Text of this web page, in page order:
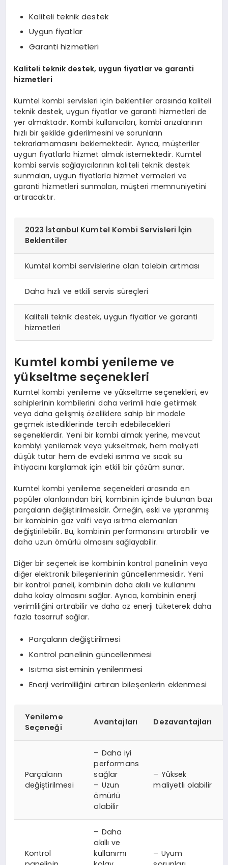
Kaliteli teknik destek
Uygun fiyatlar
Garanti hizmetleri
Kaliteli teknik destek, uygun fiyatlar ve garanti
hizmetleri
Kumtel kombi servisleri için beklentiler arasında kaliteli
teknik destek, uygun fiyatlar ve garanti hizmetleri de
yer almaktadır. Kombi kullanıcıları, kombi arızalarının
hızlı bir şekilde giderilmesini ve sorunların
tekrarlamamasını beklemektedir. Ayrıca, müşteriler
uygun fiyatlarla hizmet almak istemektedir. Kumtel
kombi servis sağlayıcılarının kaliteli teknik destek
sunmaları, uygun fiyatlarla hizmet vermeleri ve
garanti hizmetleri sunmaları, müşteri memnuniyetini
artıracaktır.
2023 İstanbul Kumtel Kombi Servisleri İçin
Beklentiler
Kumtel kombi servislerine olan talebin artması
Daha hızlı ve etkili servis süreçleri
Kaliteli teknik destek, uygun fiyatlar ve garanti
hizmetleri
Kumtel kombi yenileme ve
yükseltme seçenekleri
Kumtel kombi yenileme ve yükseltme seçenekleri, ev
sahiplerinin kombilerini daha verimli hale getirmek
veya daha gelişmiş özelliklere sahip bir modele
geçmek istediklerinde tercih edebilecekleri
seçeneklerdir. Yeni bir kombi almak yerine, mevcut
kombiyi yenilemek veya yükseltmek, hem maliyeti
düşük tutar hem de evdeki ısınma ve sıcak su
ihtiyacını karşılamak için etkili bir çözüm sunar.
Kumtel kombi yenileme seçenekleri arasında en
popüler olanlarından biri, kombinin içinde bulunan bazı
parçaların değiştirilmesidir. Örneğin, eski ve yıpranmış
bir kombinin gaz valfi veya ısıtma elemanları
değiştirilebilir. Bu, kombinin performansını artırabilir ve
daha uzun ömürlü olmasını sağlayabilir.
Diğer bir seçenek ise kombinin kontrol panelinin veya
diğer elektronik bileşenlerinin güncellenmesidir. Yeni
bir kontrol paneli, kombinin daha akıllı ve kullanımı
daha kolay olmasını sağlar. Ayrıca, kombinin enerji
verimliliğini artırabilir ve daha az enerji tüketerek daha
fazla tasarruf sağlar.
Parçaların değiştirilmesi
Kontrol panelinin güncellenmesi
Isıtma sisteminin yenilenmesi
Enerji verimliliğini artıran bileşenlerin eklenmesi
Yenileme
Seçeneği
Avantajları Dezavantajları
Parçaların
değiştirilmesi
– Daha iyi
performans
sağlar
– Uzun
ömürlü
olabilir
– Yüksek
maliyetli olabilir
Kontrol
– Daha
akıllı ve
kullanımı
– Uyum